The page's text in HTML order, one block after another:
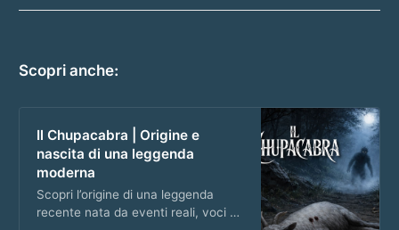
Scopri anche:
Il Chupacabra | Origine e
nascita di una leggenda
moderna
Scopri l’origine di una leggenda
recente nata da eventi reali, voci e